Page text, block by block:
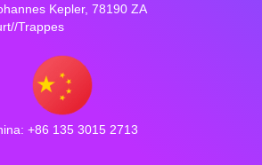
Kepler, 78190 ZA
Trappes
+86 135 3015 2713